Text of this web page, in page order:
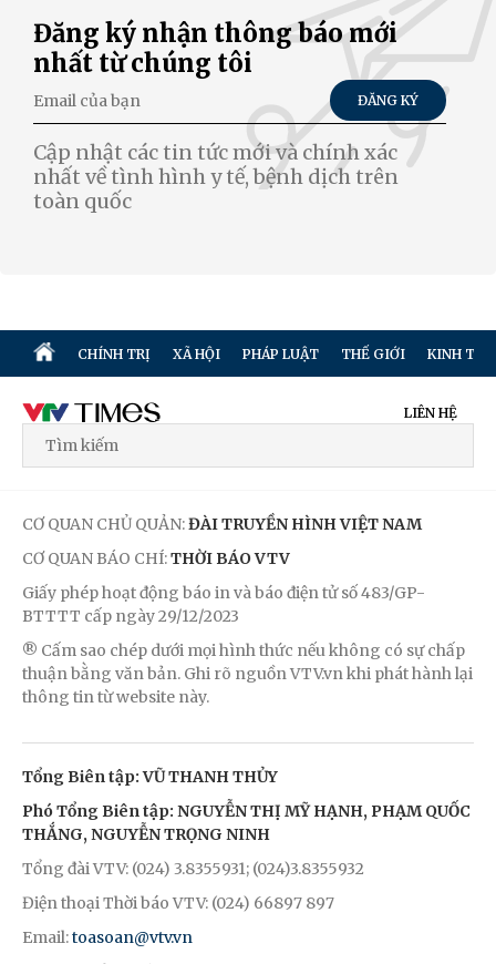
Đăng ký nhận thông báo mới
nhất từ chúng tôi
ĐĂNG KÝ
Cập nhật các tin tức mới và chính xác
nhất về tình hình y tế, bệnh dịch trên
toàn quốc
CHÍNH TRỊ XÃ HỘI PHÁP LUẬT THẾ GIỚI KINH TẾ
LIÊN HỆ
CƠ QUAN CHỦ QUẢN:ĐÀI TRUYỀN HÌNH VIỆT NAM
CƠ QUAN BÁO CHÍ:THỜI BÁO VTV
Giấy phép hoạt động báo in và báo điện tử số 483/GP-
BTTTT cấp ngày 29/12/2023
® Cấm sao chép dưới mọi hình thức nếu không có sự chấp
thuận bằng văn bản. Ghi rõ nguồn VTV.vn khi phát hành lại
thông tin từ website này.
Tổng Biên tập: VŨ THANH THỦY
Phó Tổng Biên tập: NGUYỄN THỊ MỸ HẠNH, PHẠM QUỐC
THẮNG, NGUYỄN TRỌNG NINH
Tổng đài VTV: (024) 3.8355931; (024)3.8355932
Điện thoại Thời báo VTV: (024) 66897 897
Email:toasoan@vtv.vn